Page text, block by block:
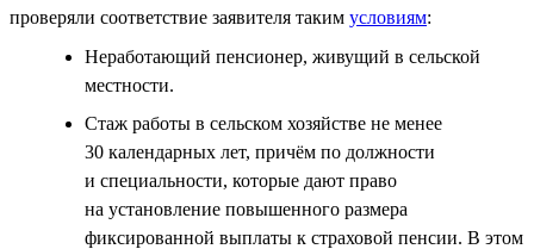
проверяли соответствие заявителя таким условиям:
Неработающий пенсионер, живущий в сельской
местности.
Стаж работы в сельском хозяйстве не менее
30 календарных лет, причём по должности
и специальности, которые дают право
на установление повышенного размера
фиксированной выплаты к страховой пенсии. В этом